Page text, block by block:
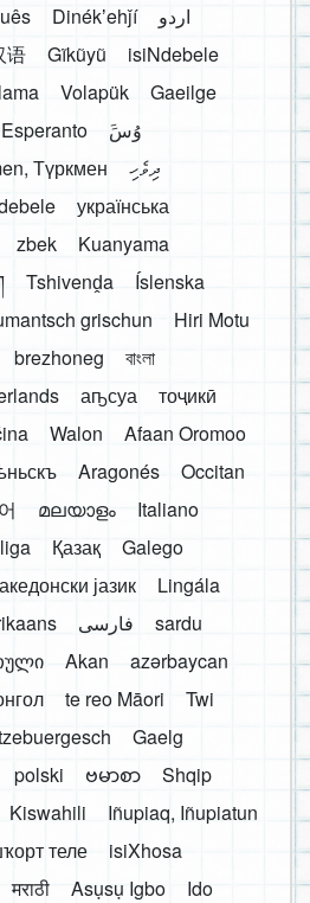
Dinékʼehǰí
اردو
语 Gĩkũyũ
isiNdebele
Volapük
Gaeilge
Esperanto
َوُسَ
Түркмен
ދިވެހި
українська
zbek
Kuanyama
Tshivenḓa
Íslenska
grischun
Hiri Motu
brezhoneg
বাংলা
аҧсуа
тоҷикӣ
Walon
Afaan Oromoo
Aragonés
Occitan
മലയാളം
Italiano
Қазақ
Galego
јазик
Lingála
فارسی
sardu
Akan
azərbaycan
te reo Māori
Twi
Gaelg
polski ဗမာစာ
Shqip
Kiswahili
Iñupiaq, Iñupiatun
теле
isiXhosa
मराठी Asụsụ Igbo
Ido